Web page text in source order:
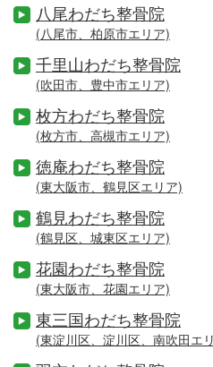
八尾わだち整骨院
(八尾市、柏原市エリア)
千里山わだち整骨院
(吹田市、豊中市エリア)
枚方わだち整骨院
(枚方市、高槻市エリア)
徳庵わだち整骨院
(東大阪市、鶴見区エリア)
鶴見わだち整骨院
(鶴見区、城東区エリア)
花園わだち整骨院
(東大阪市、花園エリア)
東三国わだち整骨院
(東淀川区、淀川区、南吹田エ